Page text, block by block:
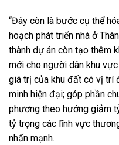
“Đây còn là bước cụ thể
hoạch phát triển nhà ở
thành dự án còn tạo thêm
mới cho người dân khu
giá trị của khu đất có vị trí
minh hiện đại; góp phần
phương theo hướng giảm
tỷ trọng các lĩnh vực
nhấn mạnh.